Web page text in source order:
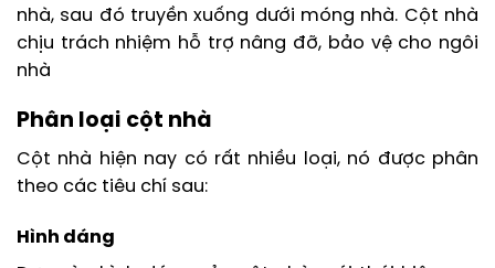
nhà, sau đó truyền xuống dưới móng nhà. Cột nhà
chịu trách nhiệm hỗ trợ nâng đỡ, bảo vệ cho ngôi
nhà
Phân loại cột nhà
Cột nhà hiện nay có rất nhiều loại, nó được phân
theo các tiêu chí sau:
Hình dáng